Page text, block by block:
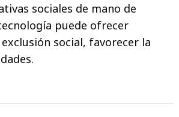
sociales de mano de
puede ofrecer
social, favorecer la